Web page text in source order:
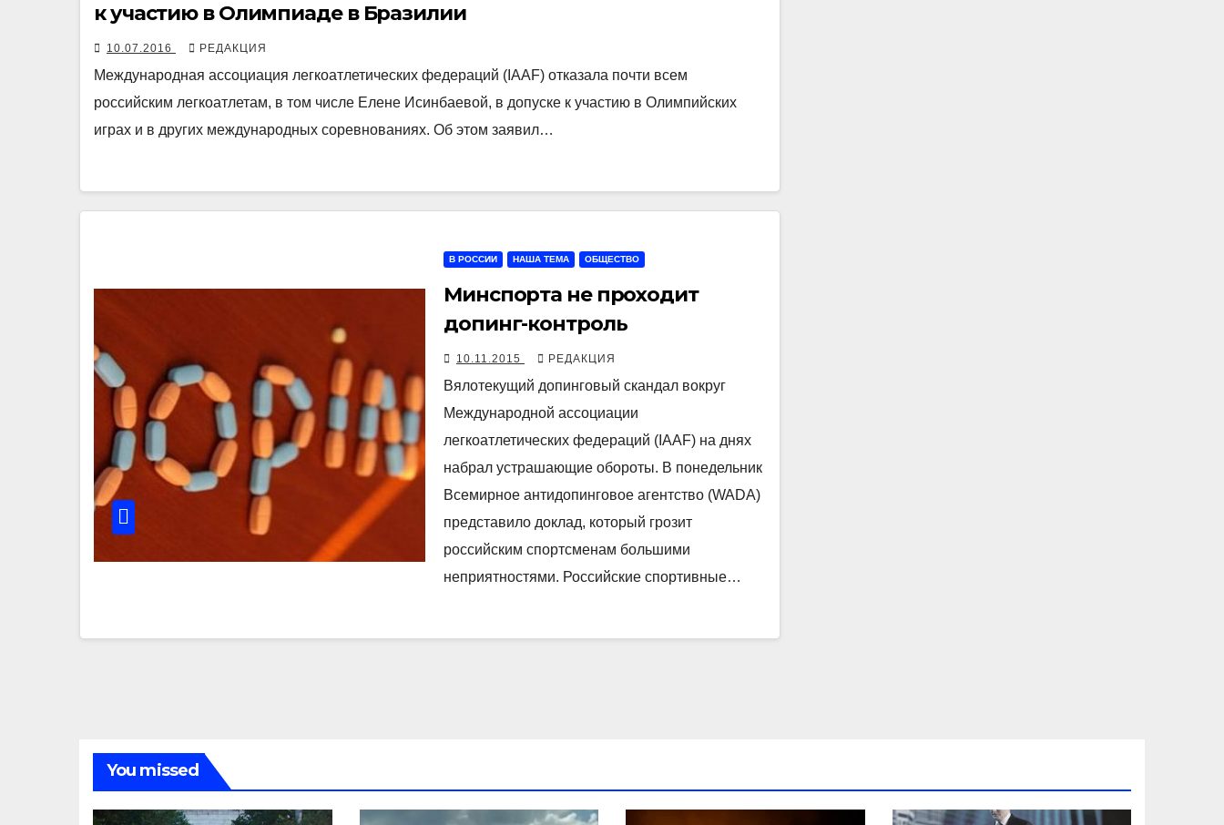
к участию в Олимпиаде в Бразилии
10.07.2016 РЕДАКЦИЯ
Международная ассоциация легкоатлетических федераций (IAAF) отказала почти всем
российским легкоатлетам, в том числе Елене Исинбаевой, в допуске к участию в Олимпийских
играх и в других международных соревнованиях. Об этом заявил…
В РОССИИ НАША ТЕМА ОБЩЕСТВО
Минспорта не проходит
допинг-контроль
10.11.2015 РЕДАКЦИЯ
Вялотекущий допинговый скандал вокруг
Международной ассоциации
легкоатлетических федераций (IAAF) на днях
набрал устрашающие обороты. В понедельник
Всемирное антидопинговое агентство (WADA)
представило доклад, который грозит
российским спортсменам большими
неприятностями. Российские спортивные…
You missed